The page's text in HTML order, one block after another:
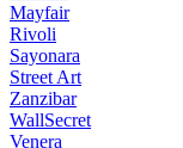
Mayfair
Rivoli
Sayonara
Street Art
Zanzibar
WallSecret
Venera